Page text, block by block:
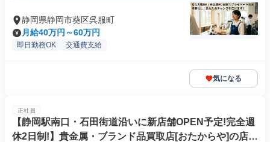
静岡県静岡市葵区呉服町
月給40万円～60万円
即日勤務OK 交通費支給
気になる
正社員
【静岡駅南口・石田街道沿いに新店舗OPEN予定!完全週
休2日制!】貴金属・ブランド品買取店[おたからや]の店舗